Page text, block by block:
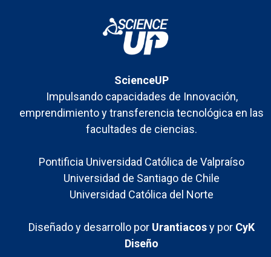
ScienceUP
Impulsando capacidades de Innovación,
emprendimiento y transferencia tecnológica en las
facultades de ciencias.
Pontificia Universidad Católica de Valpraíso
Universidad de Santiago de Chile
Universidad Católica del Norte
Diseñado y desarrollo por Urantiacosy por CyK
Diseño